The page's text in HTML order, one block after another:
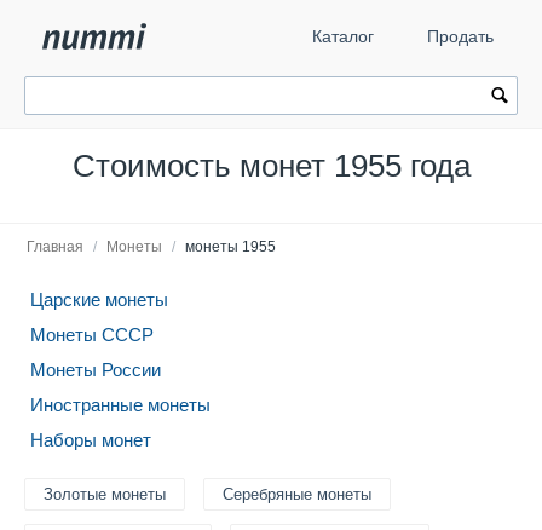
Каталог Продать
Стоимость монет 1955 года
Главная / Монеты / монеты 1955
Царские монеты
Монеты СССР
Монеты России
Иностранные монеты
Наборы монет
Золотые монеты Серебряные монеты